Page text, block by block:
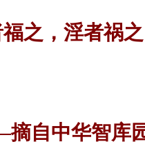
之，淫者祸
自中华智库